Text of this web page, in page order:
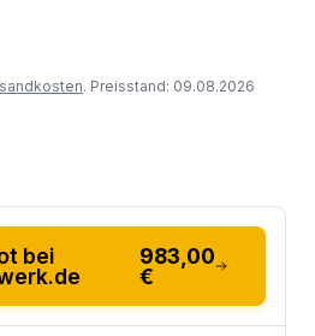
. Preisstand: 09.08.2026
bei
983,00
€